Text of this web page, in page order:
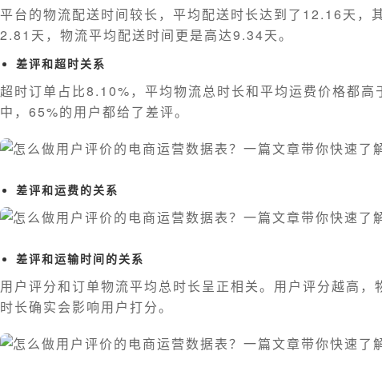
平台的物流配送时间较长，平均配送时长达到了12.16天，
2.81天，物流平均配送时间更是高达9.34天。
差评和超时关系
超时订单占比8.10%，平均物流总时长和平均运费价格都高
中，65%的用户都给了差评。
差评和运费的关系
差评和运输时间的关系
用户评分和订单物流平均总时长呈正相关。用户评分越高，
时长确实会影响用户打分。